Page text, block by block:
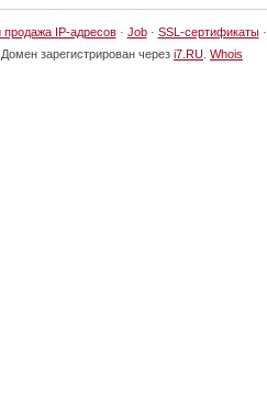
продажа IP-адресов· Job· SSL-сертификаты·
Домен зарегистрирован через i7.RU Whois